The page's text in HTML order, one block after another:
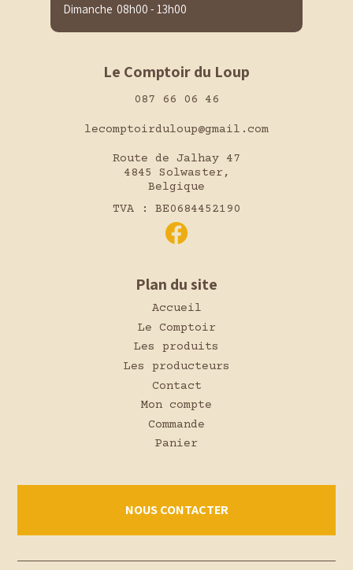
Dimanche 08h00 - 13h00
Le Comptoir du Loup
087 66 06 46
lecomptoirduloup@gmail.com
Route de Jalhay 47
4845 Solwaster,
Belgique
TVA : BE0684452190
Plan du site
Accueil
Le Comptoir
Les produits
Les producteurs
Contact
Mon compte
Commande
Panier
NOUS CONTACTER